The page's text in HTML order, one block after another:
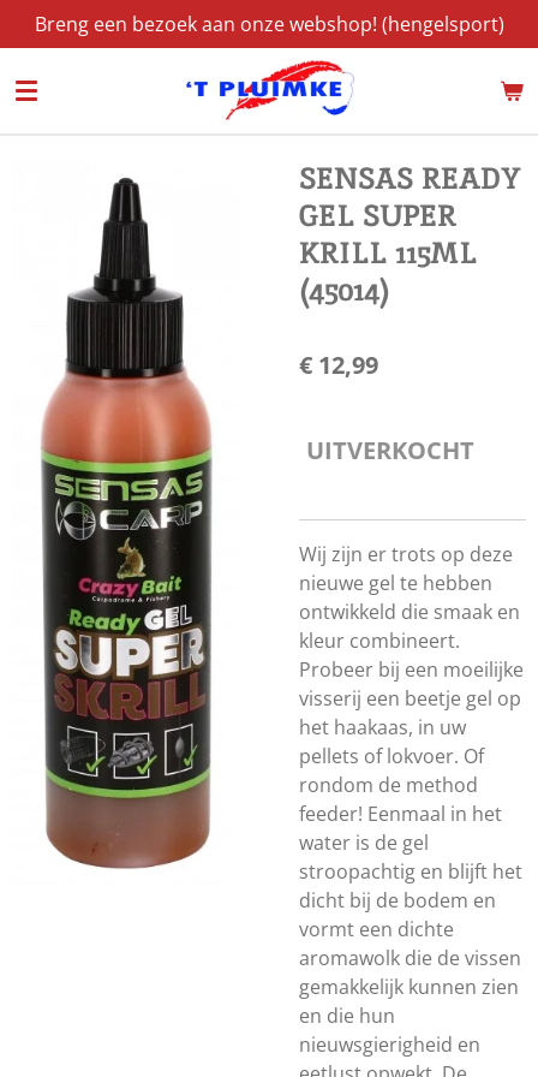
direct
naar
Breng een bezoek aan onze webshop! (hengelsport)
SENSAS READY
GEL SUPER
KRILL 115ML
(45014)
€ 12,99
UITVERKOCHT
Wij zijn er trots op deze
nieuwe gel te hebben
ontwikkeld die smaak en
kleur combineert.
Probeer bij een moeilijke
visserij een beetje gel op
het haakaas, in uw
pellets of lokvoer. Of
rondom de method
feeder! Eenmaal in het
water is de gel
stroopachtig en blijft het
dicht bij de bodem en
vormt een dichte
aromawolk die de vissen
gemakkelijk kunnen zien
en die hun
nieuwsgierigheid en